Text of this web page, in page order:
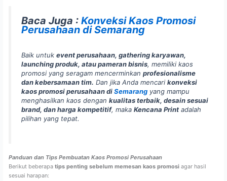
Baca Juga : Konveksi Kaos Promosi
Perusahaan di Semarang
Baik untuk event perusahaan, gathering karyawan,
launching produk, atau pameran bisnis, memiliki kaos
promosi yang seragam mencerminkan profesionalisme
dan kebersamaan tim. Dan jika Anda mencari konveksi
kaos promosi perusahaan diSemarangyang mampu
menghasilkan kaos dengan kualitas terbaik, desain sesuai
brand, dan harga kompetitif, maka Kencana Printadalah
pilihan yang tepat.
Panduan dan Tips Pembuatan Kaos Promosi Perusahaan
Berikut beberapa tips penting sebelum memesan kaos promosiagar hasil
sesuai harapan: